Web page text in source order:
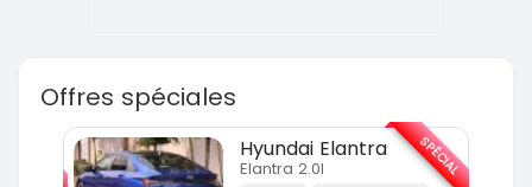
Offres spéciales
Hyundai Elantra
Elantra 2.0l SPÉCIAL